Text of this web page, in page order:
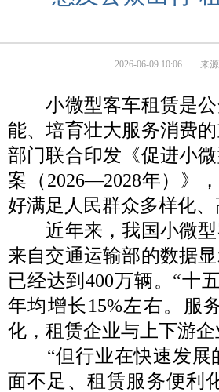
2026-06-09 10:06 来源
小微型客车租赁是公
能、培育壮大服务消费
部门联合印发《促进小
案（2026—2028年）》
好满足人民群众多样化
近年来，我国小微型
来自交通运输部的数据
已经达到400万辆。“十
年均增长15%左右。服
化，租赁企业与上下游
“但行业在快速发展
面不足、租赁服务便利